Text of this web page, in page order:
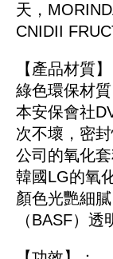
天，
CNIDII
【產品材質
綠色環保材
本安保會社
次不壞，密
公司的氧化
韓國LG的氧
顏色光艷細
（BASF）透